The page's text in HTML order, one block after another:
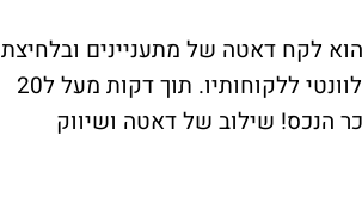
לקח דאטה של מתעניינים ובלחיצת
כפתור נשלחו מאות הודעות אותנטיות עם תמונה של הנכס הרלוונטי ללקוחותיו. תוך דקות מעל ל20
אחד בתוכנה נמכר הנכס! שילוב של דאטה ושיווק